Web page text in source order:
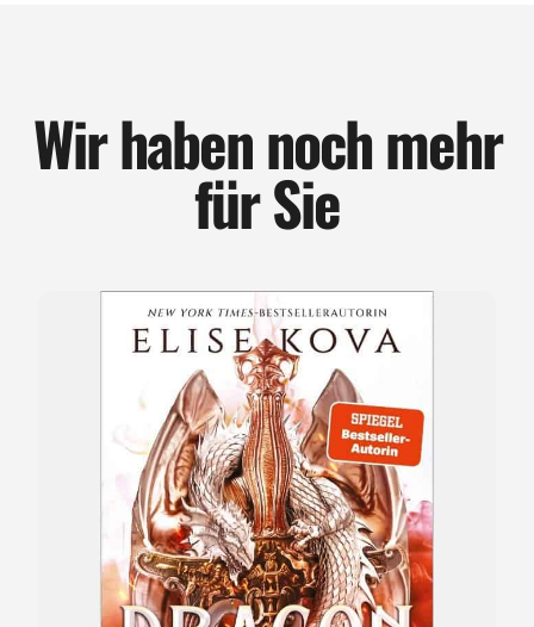
Wir haben noch mehr
für Sie